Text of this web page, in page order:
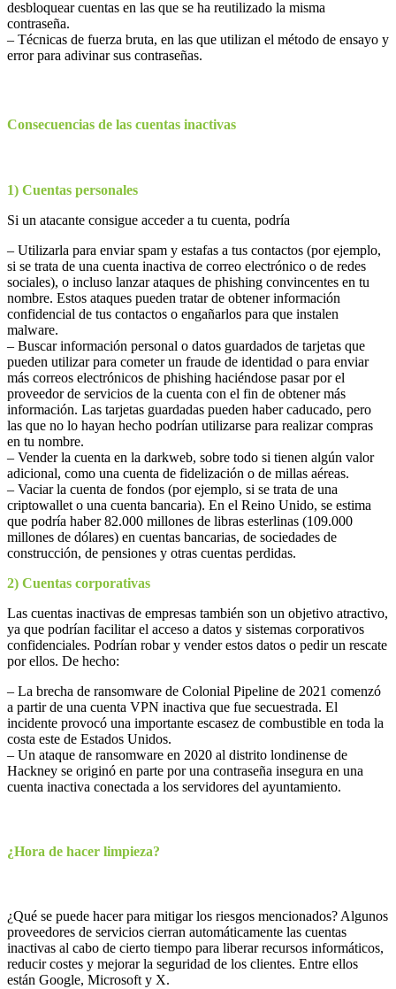
desbloquear cuentas en las que se ha reutilizado la misma
contraseña.
– Técnicas de fuerza bruta, en las que utilizan el método de ensayo y
error para adivinar sus contraseñas.
Consecuencias de las cuentas inactivas
1) Cuentas personales
Si un atacante consigue acceder a tu cuenta, podría
– Utilizarla para enviar spam y estafas a tus contactos (por ejemplo,
si se trata de una cuenta inactiva de correo electrónico o de redes
sociales), o incluso lanzar ataques de phishing convincentes en tu
nombre. Estos ataques pueden tratar de obtener información
confidencial de tus contactos o engañarlos para que instalen
malware.
– Buscar información personal o datos guardados de tarjetas que
pueden utilizar para cometer un fraude de identidad o para enviar
más correos electrónicos de phishing haciéndose pasar por el
proveedor de servicios de la cuenta con el fin de obtener más
información. Las tarjetas guardadas pueden haber caducado, pero
las que no lo hayan hecho podrían utilizarse para realizar compras
en tu nombre.
– Vender la cuenta en la darkweb, sobre todo si tienen algún valor
adicional, como una cuenta de fidelización o de millas aéreas.
– Vaciar la cuenta de fondos (por ejemplo, si se trata de una
criptowallet o una cuenta bancaria). En el Reino Unido, se estima
que podría haber 82.000 millones de libras esterlinas (109.000
millones de dólares) en cuentas bancarias, de sociedades de
construcción, de pensiones y otras cuentas perdidas.
2) Cuentas corporativas
Las cuentas inactivas de empresas también son un objetivo atractivo,
ya que podrían facilitar el acceso a datos y sistemas corporativos
confidenciales. Podrían robar y vender estos datos o pedir un rescate
por ellos. De hecho:
– La brecha de ransomware de Colonial Pipeline de 2021 comenzó
a partir de una cuenta VPN inactiva que fue secuestrada. El
incidente provocó una importante escasez de combustible en toda la
costa este de Estados Unidos.
– Un ataque de ransomware en 2020 al distrito londinense de
Hackney se originó en parte por una contraseña insegura en una
cuenta inactiva conectada a los servidores del ayuntamiento.
¿Hora de hacer limpieza?
¿Qué se puede hacer para mitigar los riesgos mencionados? Algunos
proveedores de servicios cierran automáticamente las cuentas
inactivas al cabo de cierto tiempo para liberar recursos informáticos,
reducir costes y mejorar la seguridad de los clientes. Entre ellos
están Google, Microsoft y X.